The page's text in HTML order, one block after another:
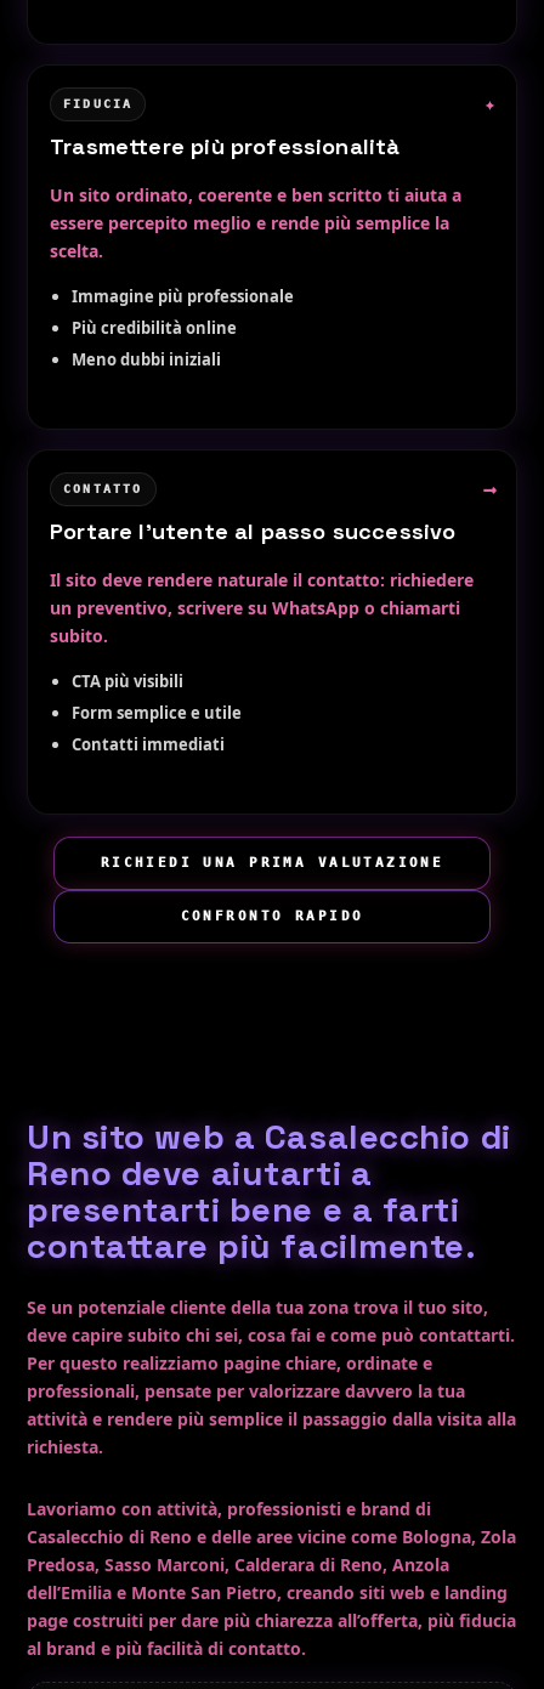
FIDUCIA ✦
Trasmettere più professionalità
Un sito ordinato, coerente e ben scritto ti aiuta a
essere percepito meglio e rende più semplice la
scelta.
Immagine più professionale
Più credibilità online
Meno dubbi iniziali
CONTATTO ⟶
Portare l’utente al passo successivo
Il sito deve rendere naturale il contatto: richiedere
un preventivo, scrivere su WhatsApp o chiamarti
subito.
CTA più visibili
Form semplice e utile
Contatti immediati
RICHIEDI UNA PRIMA VALUTAZIONE
CONFRONTO RAPIDO
Un sito web a Casalecchio di
Reno deve aiutarti a
presentarti bene e a farti
contattare più facilmente.
Se un potenziale cliente della tua zona trova il tuo sito,
deve capire subito chi sei, cosa fai e come può contattarti.
Per questo realizziamo pagine chiare, ordinate e
professionali, pensate per valorizzare davvero la tua
attività e rendere più semplice il passaggio dalla visita alla
richiesta.
Lavoriamo con attività, professionisti e brand di
Casalecchio di Reno e delle aree vicine come Bologna, Zola
Predosa, Sasso Marconi, Calderara di Reno, Anzola
dell’Emilia e Monte San Pietro, creando siti web e landing
page costruiti per dare più chiarezza all’offerta, più fiducia
al brand e più facilità di contatto.